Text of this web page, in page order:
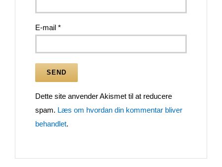
E-mail *
Dette site anvender Akismet til at reducere
spam. Læs om hvordan din kommentar bliver
behandlet.